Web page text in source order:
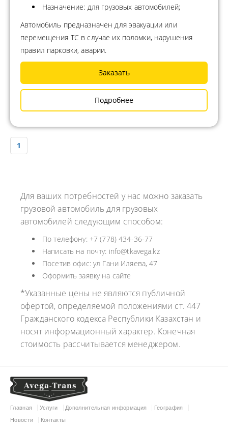
Назначение: для грузовых автомобилей;
Автомобиль предназначен для эвакуации или
перемещения ТС в случае их поломки, нарушения
правил парковки, аварии.
Заказать
Подробнее
1
Для ваших потребностей у нас можно заказать
грузовой автомобиль для грузовых
автомобилей следующим способом:
По телефону: +7 (778) 434-36-77
Написать на почту: info@tkavega.kz
Посетив офис: ул Гани Иляева, 47
Оформить заявку на сайте
*Указанные цены не являются публичной
офертой, определяемой положениями ст. 447
Гражданского кодекса Республики Казахстан и
носят информационный характер. Конечная
стоимость рассчитывается менеджером.
Главная Услуги Дополнительная информация
География
Новости
Контакты